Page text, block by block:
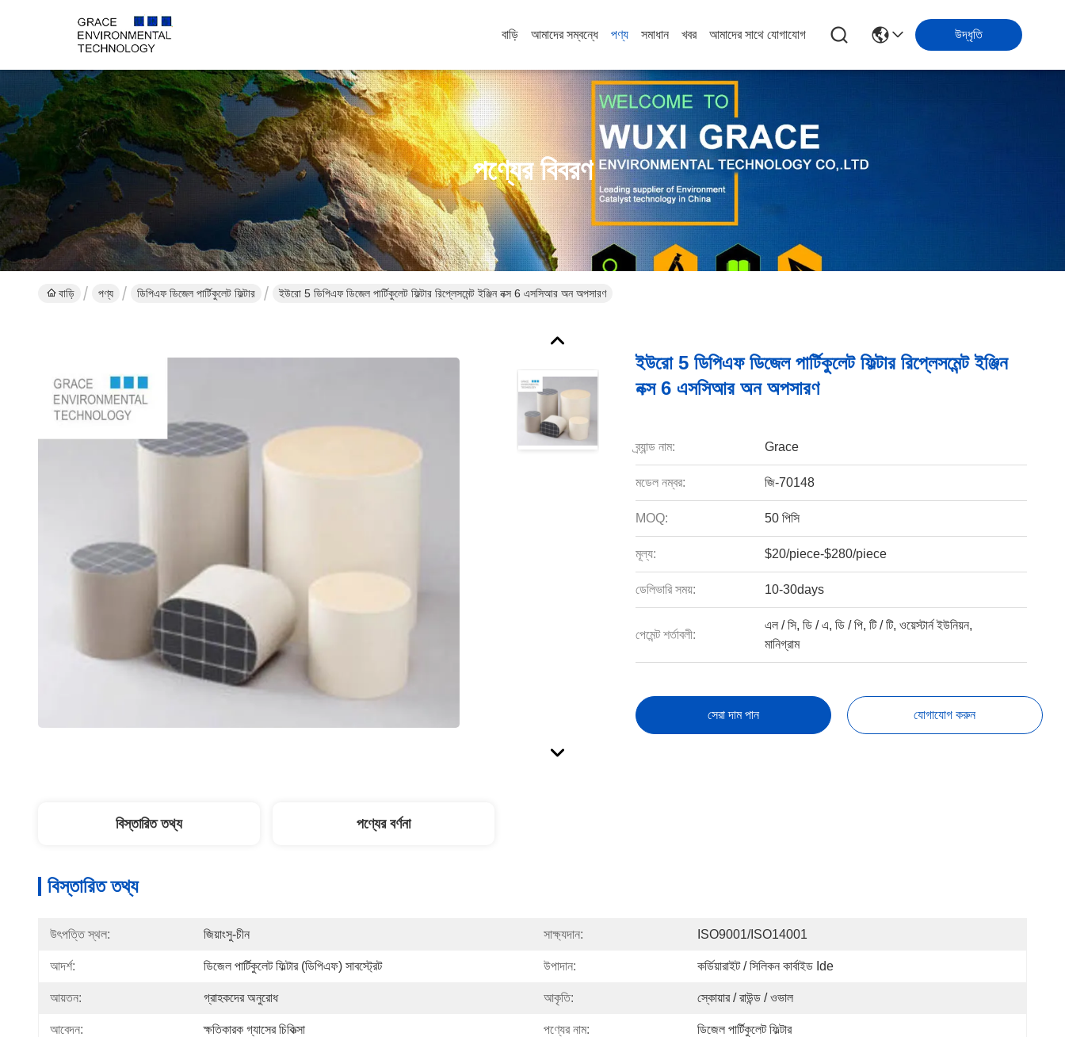
বাড়ি আমাদের সম্বন্ধে পণ্য সমাধান খবর আমাদের সাথে যোগাযোগ উদ্ধৃতি
পণ্যের বিবরণ
বাড়ি পণ্য ডিপিএফ ডিজেল পার্টিকুলেট ফিল্টার ইউরো 5 ডিপিএফ ডিজেল পার্টিকুলেট ফিল্টার রিপ্লেসমেন্ট ইঞ্জিন নক্স 6 এসসিআর অন অপসারণ
ইউরো 5 ডিপিএফ ডিজেল পার্টিকুলেট ফিল্টার রিপ্লেসমেন্ট ইঞ্জিন
নক্স 6 এসসিআর অন অপসারণ
ব্র্যান্ড নাম: Grace
মডেল নম্বর: জি-70148
MOQ: 50 পিসি
মূল্য: $20/piece-$280/piece
ডেলিভারি সময়: 10-30days
পেমেন্ট শর্তাবলী:
এল / সি, ডি / এ, ডি / পি, টি / টি, ওয়েস্টার্ন ইউনিয়ন,
মানিগ্রাম
সেরা দাম পান যোগাযোগ করুন
বিস্তারিত তথ্য পণ্যের বর্ণনা
বিস্তারিত তথ্য
উৎপত্তি স্থল: জিয়াংসু-চীন সাক্ষ্যদান: ISO9001/ISO14001
আদর্শ: ডিজেল পার্টিকুলেট ফিল্টার (ডিপিএফ) সাবস্ট্রেট উপাদান: কর্ডিয়ারাইট / সিলিকন কার্বাইড Ide
আয়তন: গ্রাহকদের অনুরোধ আকৃতি: স্কোয়ার / রাউন্ড / ওভাল
আবেদন: ক্ষতিকারক গ্যাসের চিকিত্সা পণ্যের নাম: ডিজেল পার্টিকুলেট ফিল্টার